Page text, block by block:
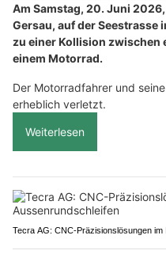
Am Samstag, 20. Juni
Gersau, auf der Seestrasse
zu einer Kollision zwischen
einem Motorrad.
Der Motorradfahrer und
erheblich verletzt.
Weiterlesen
Tecra AG: CNC-Präzisionslösungen